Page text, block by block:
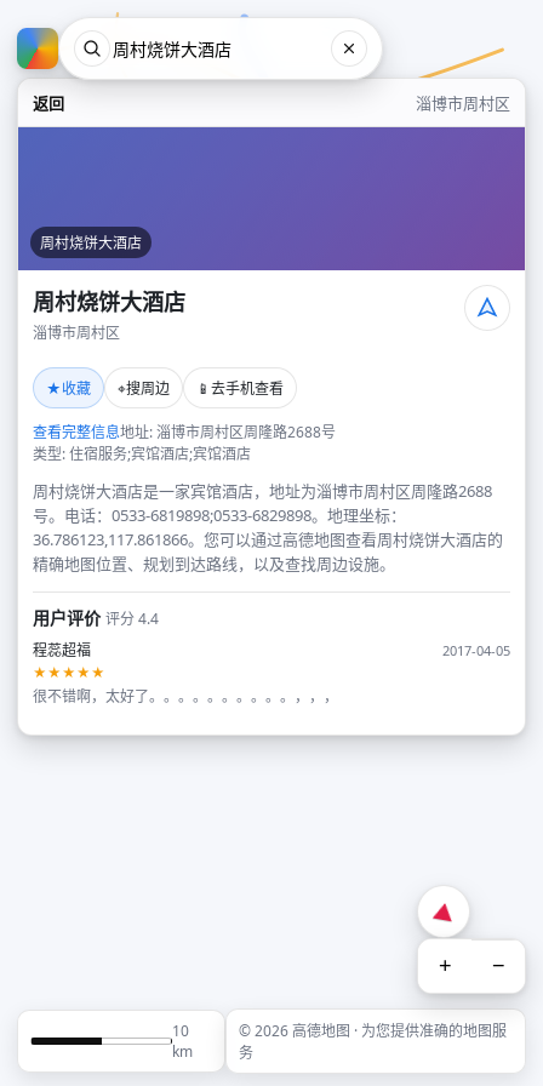
返回 淄博市周村区
周村烧饼大酒店
周村烧饼大酒店
淄博市周村区
★收藏 ⌖搜周边 📱 去手机查看
查看完整信息地址: 淄博市周村区周隆路2688号
类型: 住宿服务;宾馆酒店;宾馆酒店
周村烧饼大酒店是一家宾馆酒店，地址为淄博市周村区周隆路2688
号。电话：0533-6819898;0533-6829898。地理坐标：
36.786123,117.861866。您可以通过高德地图查看周村烧饼大酒店的
精确地图位置、规划到达路线，以及查找周边设施。
用户评价评分 4.4
程蕊超福
2017-04-05
★★★★★
很不错啊，太好了。。。。。。。。。。，，，
+ −
10
km
© 2026 高德地图 · 为您提供准确的地图服
务